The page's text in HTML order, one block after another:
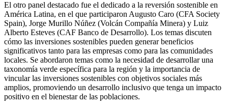
El otro panel destacado fue el dedicado a la reversión sostenible en
América Latina, en el que participaron Augusto Caro (CFA Society
Spain), Jorge Murillo Núñez (Volcán Compañía Minera) y Luiz
Alberto Esteves (CAF Banco de Desarrollo). Los temas discuten
cómo las inversiones sostenibles pueden generar beneficios
significativos tanto para las empresas como para las comunidades
locales. Se abordaron temas como la necesidad de desarrollar una
taxonomía verde específica para la región y la importancia de
vincular las inversiones sostenibles con objetivos sociales más
amplios, promoviendo un desarrollo inclusivo que tenga un impacto
positivo en el bienestar de las poblaciones.